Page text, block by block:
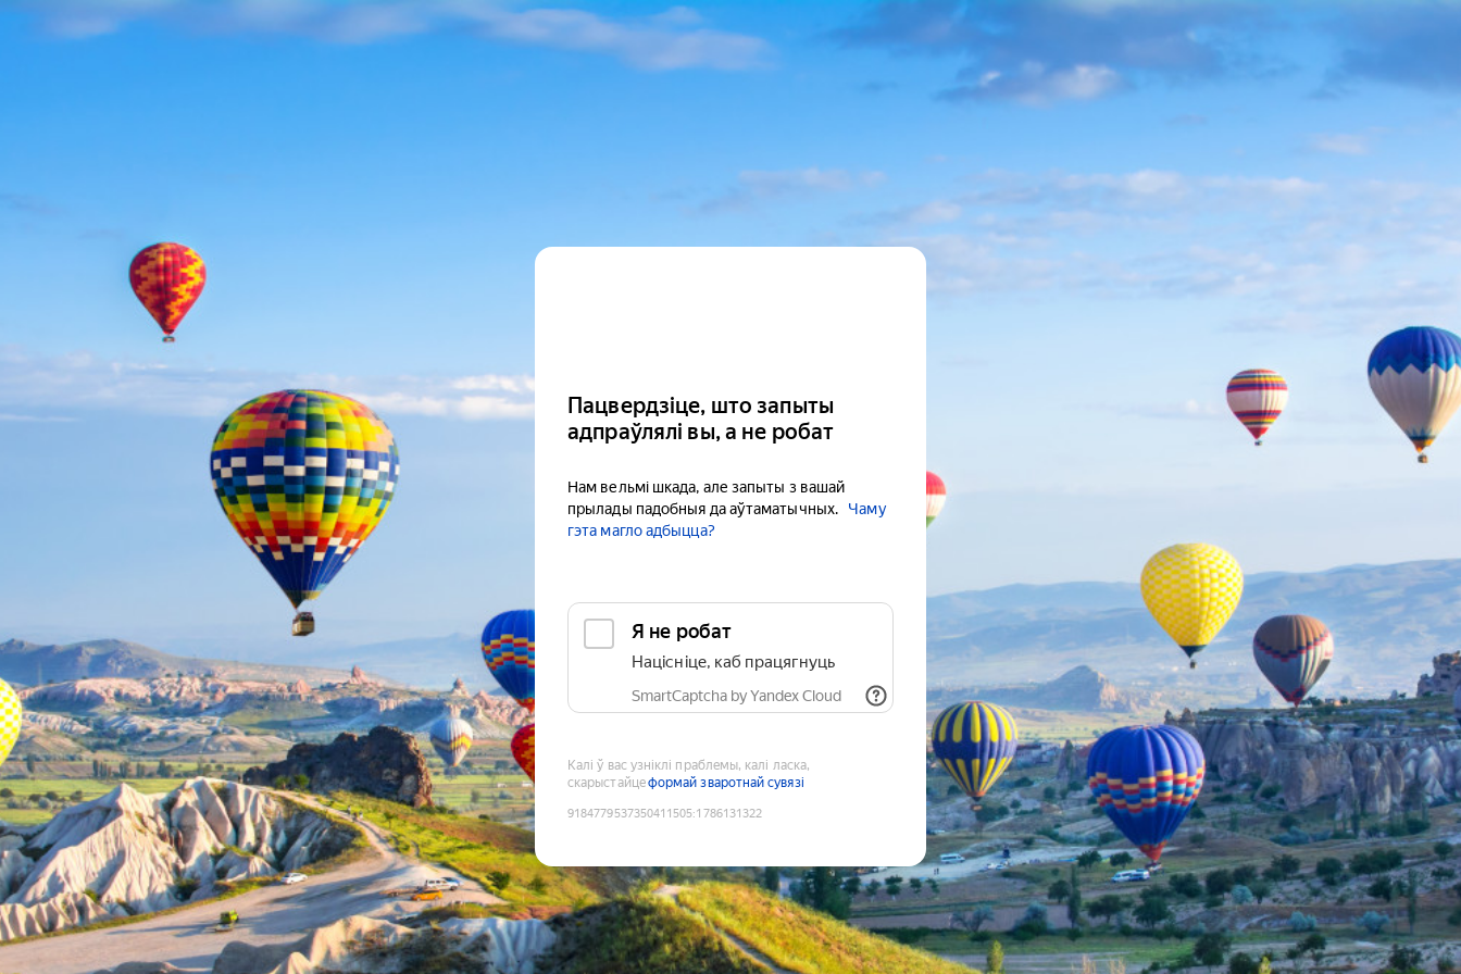
Пацвердзіце, што запыты
адпраўлялі вы, а не робат
Нам вельмі шкада, але запыты з вашай
прылады падобныя да аўтаматычных.
Чаму
гэта магло адбыцца?
Я не робат
Націсніце, каб працягнуць
SmartCaptcha by Yandex Cloud
Калі ў вас узніклі праблемы, калі ласка,
скарыстайцеформай зваротнай сувязі
9184779537350411505:1786131322